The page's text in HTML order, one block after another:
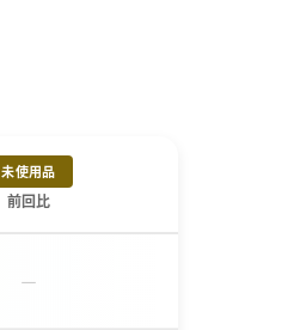
未使用品
前回比
－